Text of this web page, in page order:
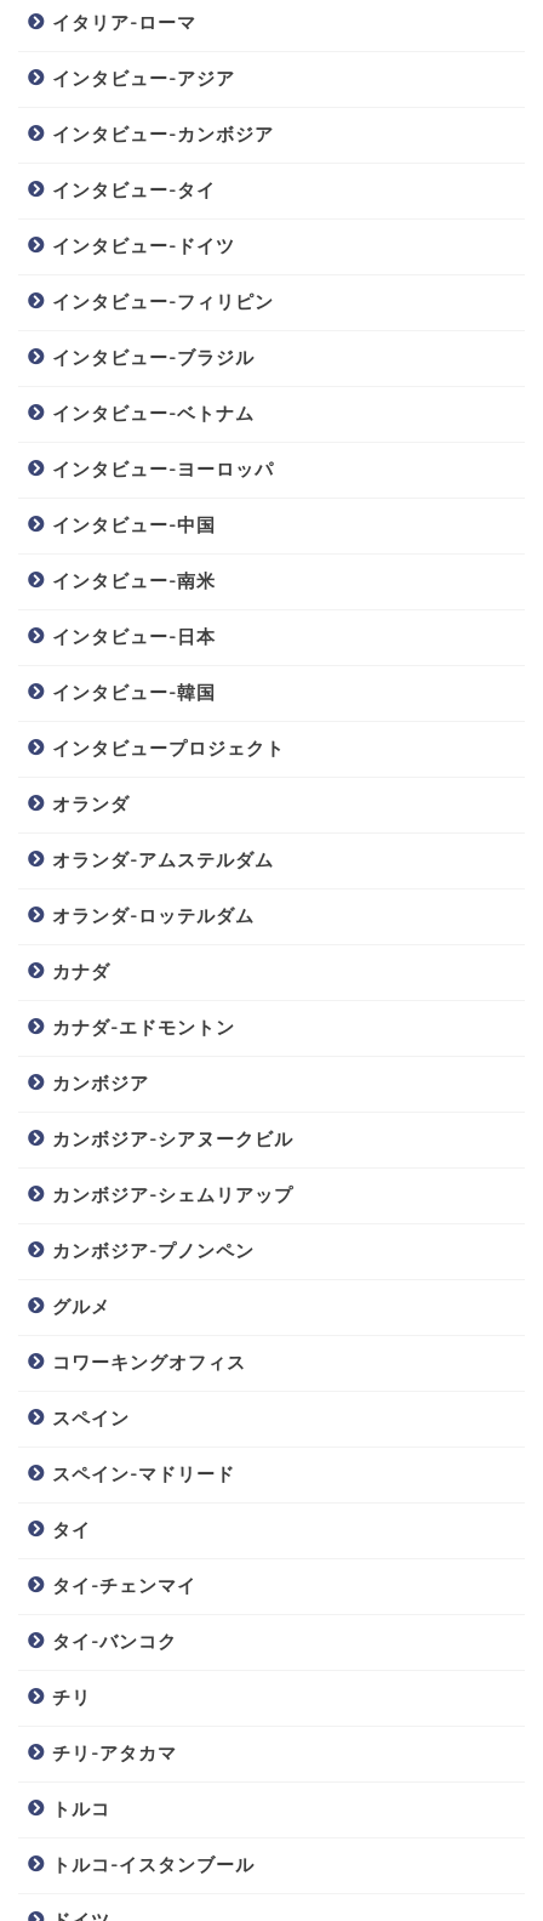
イタリア-ローマ
インタビュー-アジア
インタビュー-カンボジア
インタビュー-タイ
インタビュー-ドイツ
インタビュー-フィリピン
インタビュー-ブラジル
インタビュー-ベトナム
インタビュー-ヨーロッパ
インタビュー-中国
インタビュー-南米
インタビュー-日本
インタビュー-韓国
インタビュープロジェクト
オランダ
オランダ-アムステルダム
オランダ-ロッテルダム
カナダ
カナダ-エドモントン
カンボジア
カンボジア-シアヌークビル
カンボジア-シェムリアップ
カンボジア-プノンペン
グルメ
コワーキングオフィス
スペイン
スペイン-マドリード
タイ
タイ-チェンマイ
タイ-バンコク
チリ
チリ-アタカマ
トルコ
トルコ-イスタンブール